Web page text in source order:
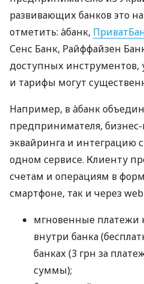
развивающих банков это
отметить: àбанк,
Сенс Банк, Райффайзен
доступных инструментов,
и тарифы могут
Например, в àбанк
предпринимателя,
эквайринга и
одном сервисе. Клиенту
счетам и операциям в
смартфоне, так и через
мгновенные платежи
внутри банка
банках (3 грн за
суммы);